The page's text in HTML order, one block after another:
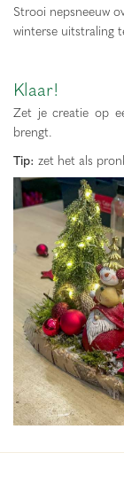
Strooi nepsneeuw
winterse uitstraling
Klaar!
Zet je creatie op
brengt.
Tip: zet het als